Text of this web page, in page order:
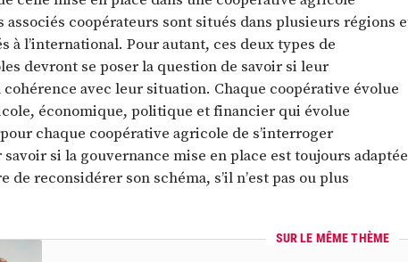
coopérateurs sont situés dans plusieurs régions
à l’international. Pour autant, ces deux types de
devront se poser la question de savoir si leur
avec leur situation. Chaque coopérative évolue
économique, politique et financier qui évolue
chaque coopérative agricole de s’interroger
si la gouvernance mise en place est toujours adaptée
de reconsidérer son schéma, s’il n’est pas ou plus
SUR LE MÊME THÈME